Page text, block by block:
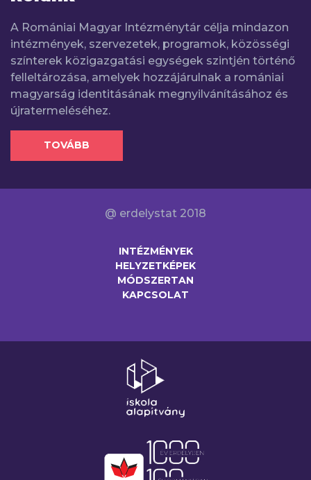
A Romániai Magyar Intézménytár célja mindazon
intézmények, szervezetek, programok, közösségi
színterek közigazgatási egységek szintjén történő
felleltározása, amelyek hozzájárulnak a romániai
magyarság identitásának megnyilvánításához és
újratermeléséhez.
TOVÁBB
@ erdelystat 2018
INTÉZMÉNYEK
HELYZETKÉPEK
MÓDSZERTAN
KAPCSOLAT